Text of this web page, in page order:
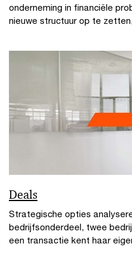
onderneming in financiële
nieuwe structuur op te
Deals
Strategische opties
bedrijfsonderdeel, twee
een transactie kent haar